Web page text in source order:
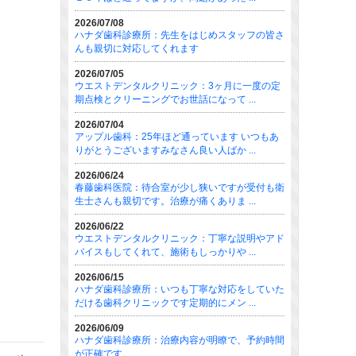
2026/07/08
ハナダ歯科診療所：先生をはじめスタッフの皆さ
んも親切に対応してくれます
2026/07/05
ウエストデンタルクリニック：3ヶ月に一度の定
期点検とクリーニングでお世話になって ...
2026/07/04
アップル歯科：25年ほど通っています いつもあ
りがとうございますみなさん良い人ばか ...
2026/06/24
春藤歯科医院：待合室が少し狭いですが受付も衛
生士さんも親切です。治療が痛くありま ...
2026/06/22
ウエストデンタルクリニック：丁寧な説明やアド
バイスもしてくれて、施術もしっかりや ...
2026/06/15
ハナダ歯科診療所：いつも丁寧な対応をしていた
だける歯科クリニックです定期的にメン ...
2026/06/09
ハナダ歯科診療所：治療内容が明瞭で、予約時間